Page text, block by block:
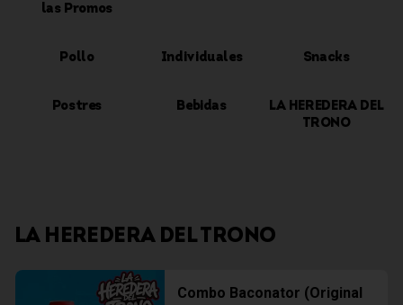
las Promos
Pollo Individuales Snacks
Postres Bebidas
LA HEREDERA DEL
TRONO
LA HEREDERA DEL TRONO
Combo Baconator (Original